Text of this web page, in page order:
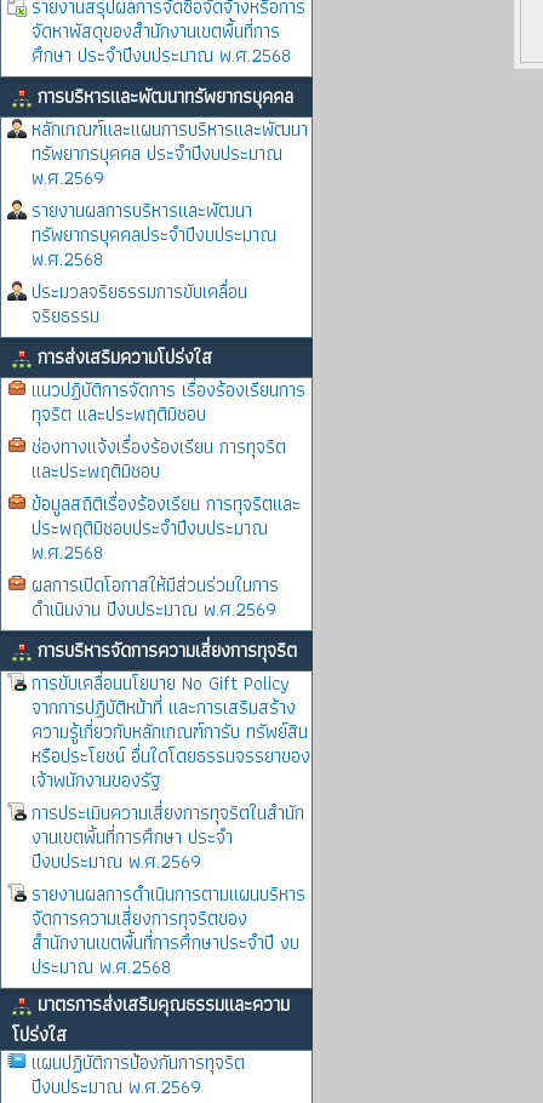
รายงานสรุปผลการจัดซื้อจัดจ้างหรือการ
จัดหาพัสดุของสำนักงานเขตพื้นที่การ
ศึกษา ประจำปีงบประมาณ พ.ศ.2568
การบริหารและพัฒนาทรัพยากรบุคคล
หลักเกณฑ์และแผนการบริหารและพัฒนา
ทรัพยากรบุคคล ประจำปีงบประมาณ
พ.ศ.2569
รายงานผลการบริหารและพัฒนา
ทรัพยากรบุคคลประจำปีงบประมาณ
พ.ศ.2568
ประมวลจริยธรรมการขับเคลื่อน
จริยธรรม
การส่งเสริมความโปร่งใส
แนวปฏิบัติการจัดการ เรื่องร้องเรียนการ
ทุจริต และประพฤติมิชอบ
ช่องทางแจ้งเรื่องร้องเรียน การทุจริต
และประพฤติมิชอบ
ข้อมูลสถิติเรื่องร้องเรียน การทุจริตและ
ประพฤติมิชอบประจำปีงบประมาณ
พ.ศ.2568
ผลการเปิดโอกาสให้มีส่วนร่วมในการ
ดำเนินงาน ปีงบประมาณ พ.ศ.2569
การบริหารจัดการความเสี่ยงการทุจริต
การขับเคลื่อนนโยบาย No Gift Policy
จากการปฏิบัติหน้าที่ และการเสริมสร้าง
ความรู้เกี่ยวกับหลักเกณฑ์การับ ทรัพย์สิน
หรือประโยชน์ อื่นใดโดยธรรมจรรยาของ
เจ้าพนักงานของรัฐ
การประเมินความเสี่ยงการทุจริตในสำนัก
งานเขตพิ้นที่การศึกษา ประจำ
ปีงบประมาณ พ.ศ.2569
รายงานผลการดำเนินการตามแผนบริหาร
จัดการความเสี่ยงการทุจริตของ
สำนักงานเขตพื้นที่การศึกษาประจำปี งบ
ประมาณ พ.ศ.2568
มาตรการส่งเสริมคุณธรรมและความ
โปร่งใส
แผนปฏิบัติการป้องกันการทุจริต
ปีงบประมาณ พ.ศ.2569